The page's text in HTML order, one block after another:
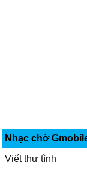
Nhạc chờ
Viết thư tình